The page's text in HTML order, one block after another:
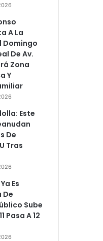
A La
Domingo
De Av.
Zona
Y
Este
De
Tras
Es
De
Sube
Pasa A 12